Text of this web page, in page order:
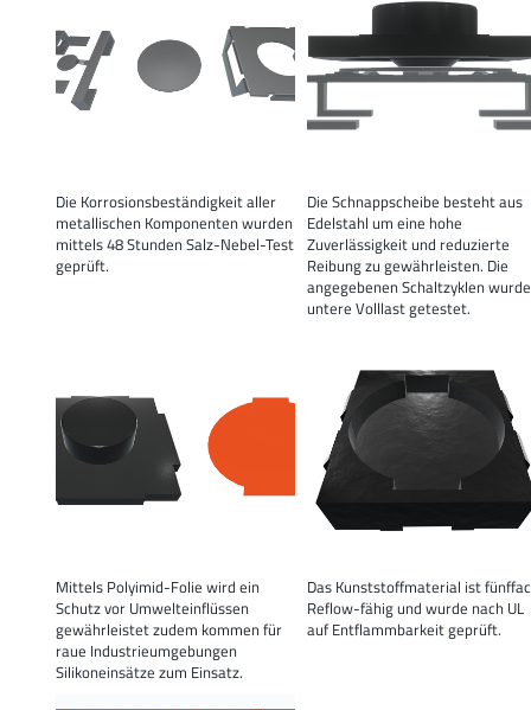
Die Korrosionsbeständigkeit aller
metallischen Komponenten wurden
mittels 48 Stunden Salz-Nebel-Test
geprüft.
Die Schnappscheibe besteht aus
Edelstahl um eine hohe
Zuverlässigkeit und reduzierte
Reibung zu gewährleisten. Die
angegebenen Schaltzyklen
untere Volllast getestet.
Mittels Polyimid-Folie wird ein
Schutz vor Umwelteinflüssen
gewährleistet zudem kommen für
raue Industrieumgebungen
Silikoneinsätze zum Einsatz.
Das Kunststoffmaterial ist
Reflow-fähig und wurde nach UL
auf Entflammbarkeit geprüft.